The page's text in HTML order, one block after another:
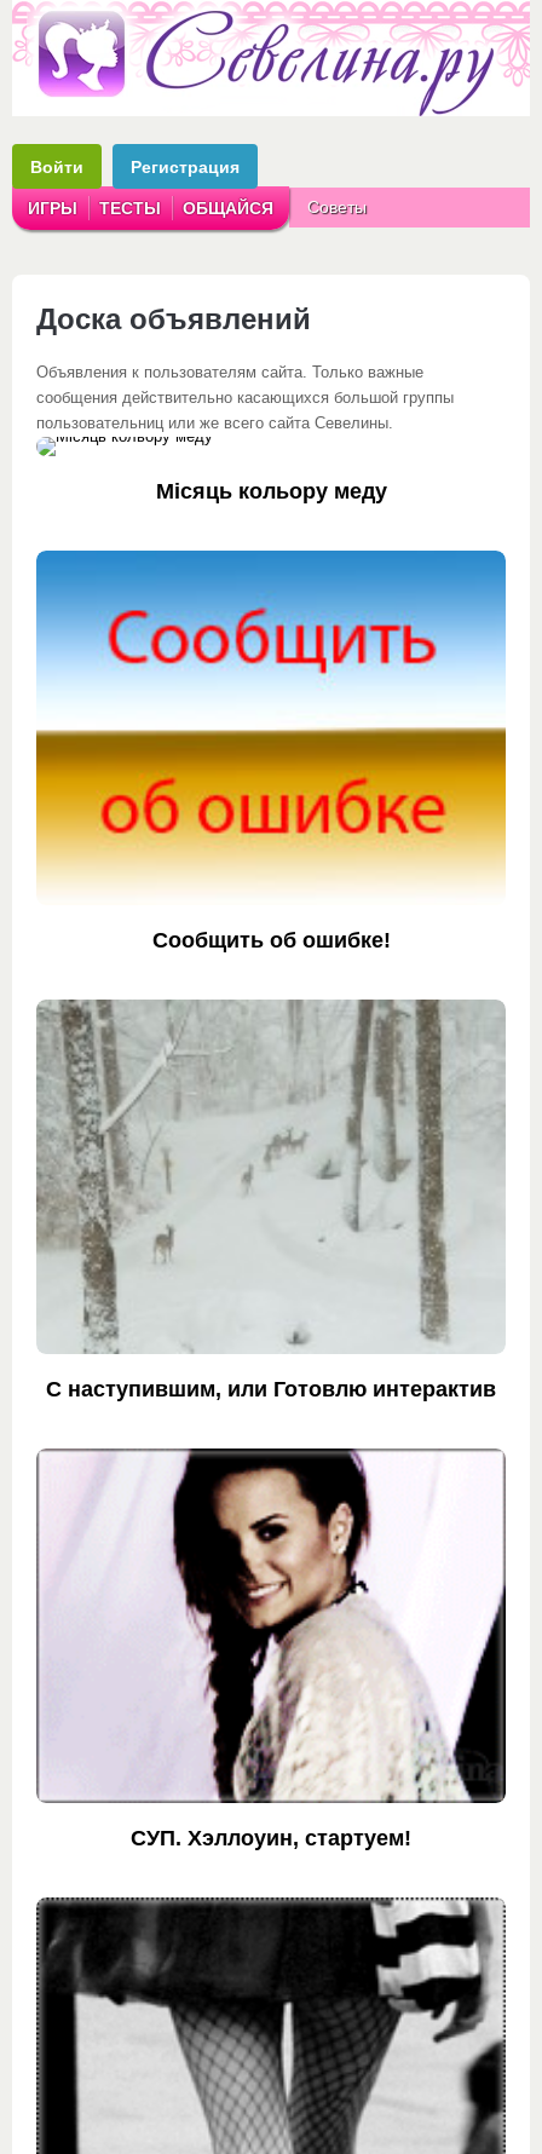
Войти Регистрация
ИГРЫ ТЕСТЫ ОБЩАЙСЯ Советы
Доска объявлений
Объявления к пользователям сайта. Только важные
сообщения действительно касающихся большой группы
пользовательниц или же всего сайта Севелины.
Місяць кольору меду
Сообщить об ошибке!
С наступившим, или Готовлю интерактив
СУП. Хэллоуин, стартуем!